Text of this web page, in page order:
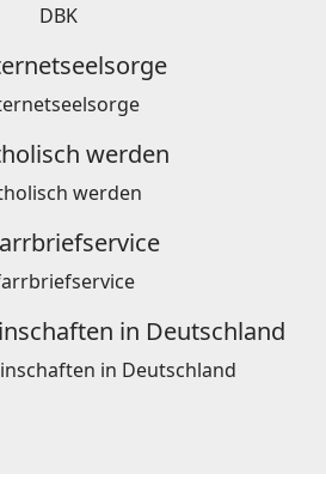
DBK
werden
in Deutschland